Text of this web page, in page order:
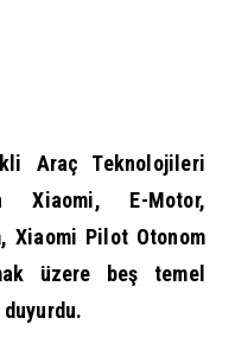
Araç Teknolojileri
Xiaomi, E-Motor,
Xiaomi Pilot Otonom
üzere beş temel